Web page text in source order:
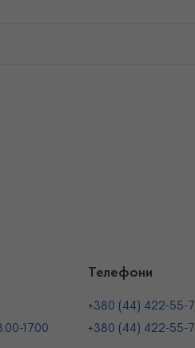
17.00
Телефони
+380 (44) 422-55-
+380 (44) 422-55-